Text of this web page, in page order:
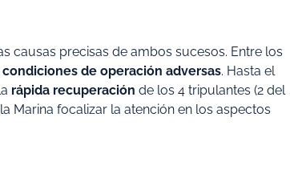
causas precisas de ambos sucesos. Entre los
de operación adversas. Hasta el
rápida recuperación de los 4 tripulantes (2 del
Marina focalizar la atención en los aspectos